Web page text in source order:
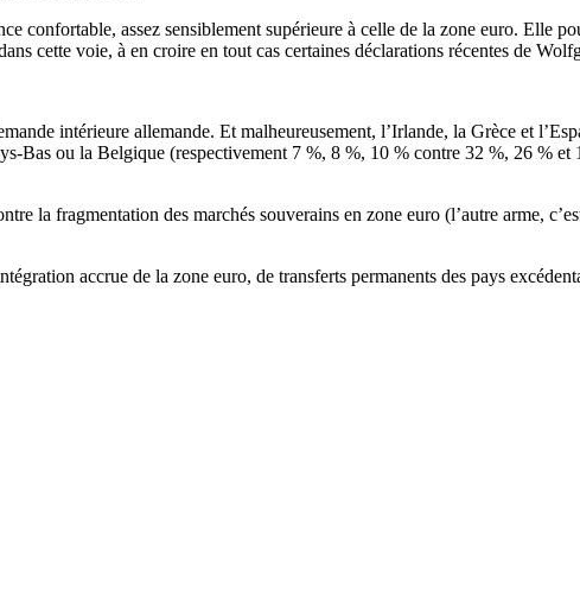
confortable, assez sensiblement supérieure à celle de la zone euro. Elle
cette voie, à en croire en tout cas certaines déclarations récentes de
intérieure allemande. Et malheureusement, l’Irlande, la Grèce et
Bas ou la Belgique (respectivement 7 %, 8 %, 10 % contre 32 %, 26 %
la fragmentation des marchés souverains en zone euro (l’autre arme,
accrue de la zone euro, de transferts permanents des pays